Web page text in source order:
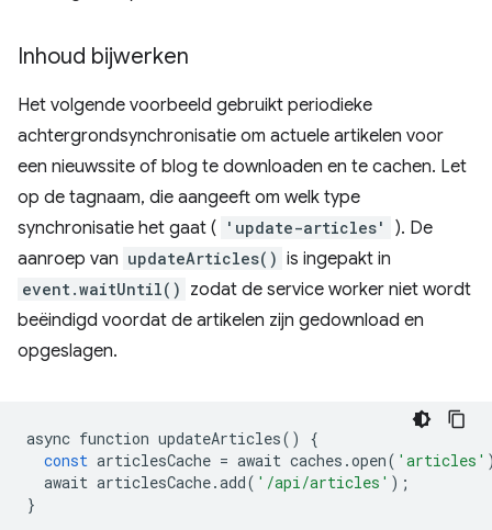
Inhoud bijwerken
Het volgende voorbeeld gebruikt periodieke
achtergrondsynchronisatie om actuele artikelen voor
een nieuwssite of blog te downloaden en te cachen. Let
op de tagnaam, die aangeeft om welk type
synchronisatie het gaat (
'update-articles'
). De
aanroep van updateArticles() is ingepakt in
event.waitUntil() zodat de service worker niet wordt
beëindigd voordat de artikelen zijn gedownload en
opgeslagen.
async function updateArticles()
{
const articlesCache = await caches .open( 'articles'
await articlesCache.add( '/api/articles' );
}